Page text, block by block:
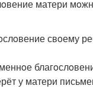
матери
свoему
у матери